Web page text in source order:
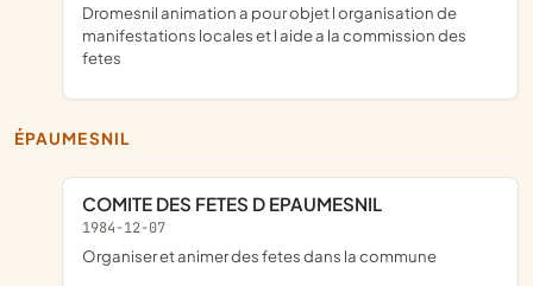
Dromesnil animation a pour objet l organisation de
manifestations locales et l aide a la commission des
fetes
ÉPAUMESNIL
COMITE DES FETES D EPAUMESNIL
1984-12-07
Organiser et animer des fetes dans la commune